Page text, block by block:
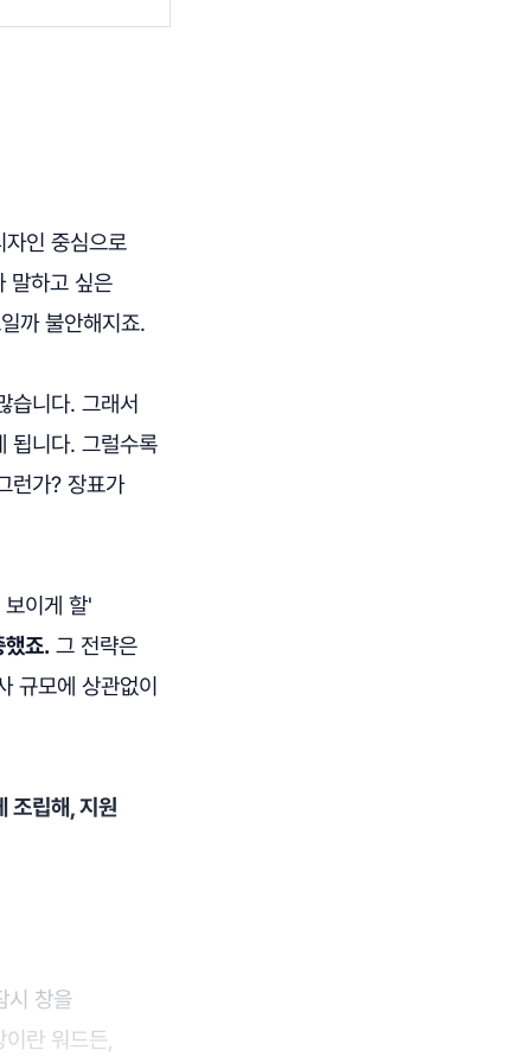
인 중심으로
말하고 싶은
까 불안해지죠.
습니다. 그래서
됩니다. 그럴수록
런가? 장표가
이게 할'
했죠. 그 전략은
규모에 상관없이
조립해, 지원
시 창을
란 워드든,